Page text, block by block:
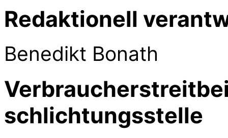
Redaktionell
Benedikt Bonath
schlichtungs­stelle